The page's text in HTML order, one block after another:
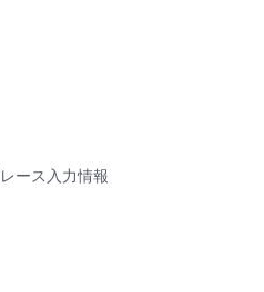
ース入力情報